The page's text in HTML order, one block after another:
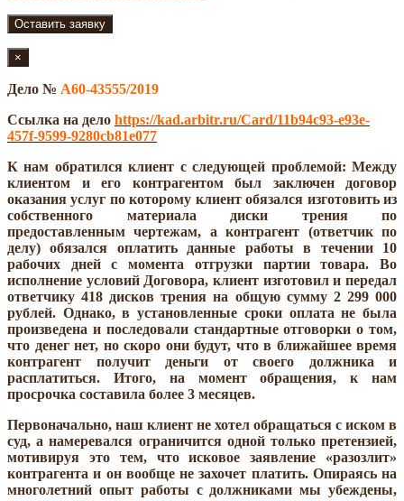
×
Дело № А60-43555/2019
Ссылка на дело https://kad.arbitr.ru/Card/11b94c93-e93e-
457f-9599-9280cb81e077
К нам обратился клиент с следующей проблемой: Между
клиентом и его контрагентом был заключен договор
оказания услуг по которому клиент обязался изготовить из
собственного материала диски трения по
предоставленным чертежам, а контрагент (ответчик по
делу) обязался оплатить данные работы в течении 10
рабочих дней с момента отгрузки партии товара. Во
исполнение условий Договора, клиент изготовил и передал
ответчику 418 дисков трения на общую сумму 2 299 000
рублей. Однако, в установленные сроки оплата не была
произведена и последовали стандартные отговорки о том,
что денег нет, но скоро они будут, что в ближайшее время
контрагент получит деньги от своего должника и
расплатиться. Итого, на момент обращения, к нам
просрочка составила более 3 месяцев.
Первоначально, наш клиент не хотел обращаться с иском в
суд, а намеревался ограничится одной только претензией,
мотивируя это тем, что исковое заявление «разозлит»
контрагента и он вообще не захочет платить. Опираясь на
многолетний опыт работы с должниками мы убеждены,